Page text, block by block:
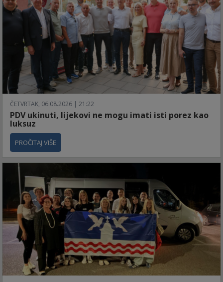
ČETVRTAK, 06.08.2026 | 21:22
PDV ukinuti, lijekovi ne mogu imati isti porez kao
luksuz
PROČITAJ VIŠE